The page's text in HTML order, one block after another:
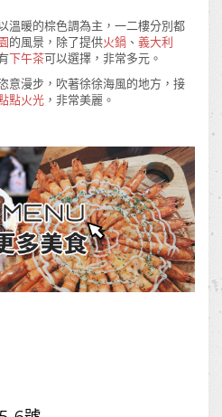
溫暖的棕色調為主，一二樓分別都
的風景，除了提供火鍋 、 義大利
下午茶可以選擇，非常多元。
意漫步，吹著徐徐海風的地方，接
點火光 ，非常美麗。